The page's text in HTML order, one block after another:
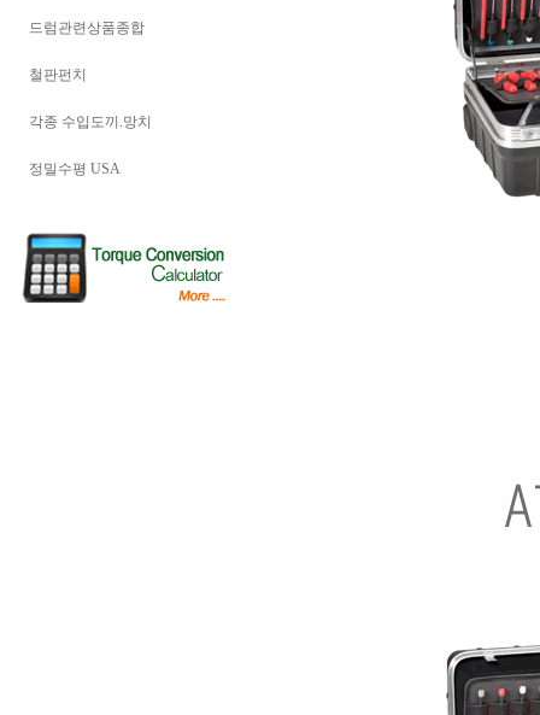
드럼관련상품종합
철판펀치
각종 수입도끼.망치
정밀수평 USA